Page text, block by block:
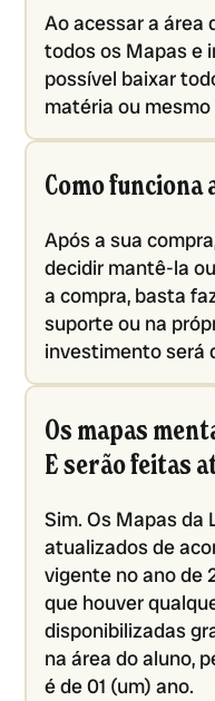
Ao acessar a área
todos os Mapas e
possível baixar
matéria ou
Como funciona
Após a sua
decidir mantê-la
a compra, basta
suporte ou na
investimento será
Os mapas
E serão feitas
Sim. Os Mapas
atualizados de
vigente no ano de
que houver
disponibilizadas
na área do aluno,
é de 01 (um) ano.